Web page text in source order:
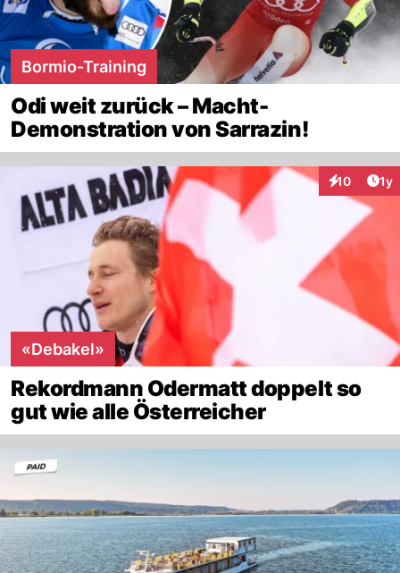
Bormio-Training
Odi weit zurück – Macht-
Demonstration von Sarrazin!
10 1y
«Debakel»
Rekordmann Odermatt doppelt so
gut wie alle Österreicher